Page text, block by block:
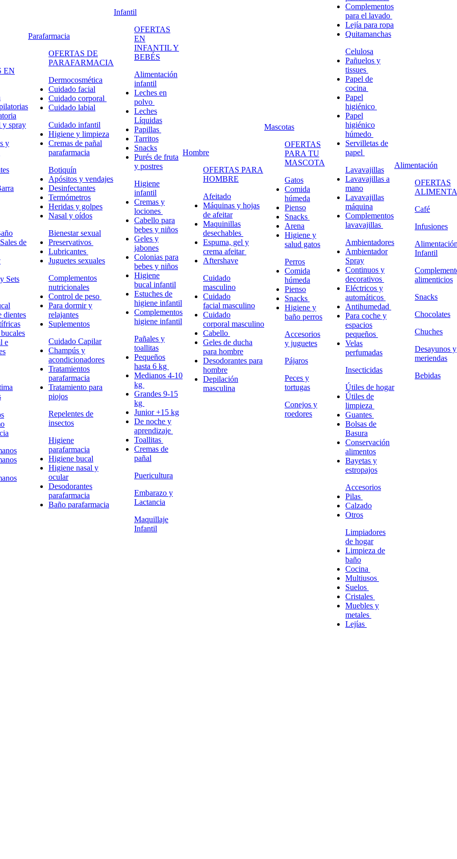
EN
y spray
y
de
Sets
dientes
e
Parafarmacia
OFERTAS DE
PARAFARMACIA
Dermocosmética
Cuidado facial
Cuidado corporal
Cuidado labial
Cuidado infantil
Higiene y limpieza
Cremas de pañal
parafarmacia
Botiquín
Apósitos y vendajes
Desinfectantes
Termómetros
Heridas y golpes
Nasal y oídos
Bienestar sexual
Preservativos
Lubricantes
Juguetes sexuales
Complementos
nutricionales
Control de peso
Para dormir y
relajantes
Suplementos
Cuidado Capilar
Champús y
acondicionadores
Tratamientos
parafarmacia
Tratamiento para
piojos
Repelentes de
insectos
Higiene
parafarmacia
Higiene bucal
Higiene nasal y
ocular
Desodorantes
parafarmacia
Baño parafarmacia
Infantil
OFERTAS
EN
INFANTIL Y
BEBÉS
Alimentación
infantil
Leches en
polvo
Leches
Líquidas
Papillas
Tarritos
Snacks
Purés de fruta
y postres
Higiene
infantil
Cremas y
lociones
Cabello para
bebes y niños
Geles y
jabones
Colonias para
bebes y niños
Higiene
bucal infantil
Estuches de
higiene infantil
Complementos
higiene infantil
Pañales y
toallitas
Pequeños
hasta 6 kg
Medianos 4-10
kg
Grandes 9-15
kg
Junior +15 kg
De noche y
aprendizaje
Toallitas
Cremas de
pañal
Puericultura
Embarazo y
Lactancia
Maquillaje
Infantil
Hombre
OFERTAS PARA
HOMBRE
Afeitado
Máquinas y hojas
de afeitar
Maquinillas
desechables
Espuma, gel y
crema afeitar
Aftershave
Cuidado
masculino
Cuidado
facial masculino
Cuidado
corporal masculino
Cabello
Geles de ducha
para hombre
Desodorantes para
hombre
Depilación
masculina
Mascotas
OFERTAS
PARA TU
MASCOTA
Gatos
Comida
húmeda
Pienso
Snacks
Arena
Higiene y
salud gatos
Perros
Comida
húmeda
Pienso
Snacks
Higiene y
baño perros
Accesorios
y juguetes
Pájaros
Peces y
tortugas
Conejos y
roedores
Complementos
para el lavado
Lejía para ropa
Quitamanchas
Celulosa
Pañuelos y
tissues
Papel de
cocina
Papel
higiénico
Papel
higiénico
húmedo
Servilletas de
papel
Lavavajillas
Lavavajillas a
mano
Lavavajillas
máquina
Complementos
lavavajillas
Ambientadores
Ambientador
Spray
Continuos y
decorativos
Eléctricos y
automáticos
Antihumedad
Para coche y
espacios
pequeños
Velas
perfumadas
Insecticidas
Útiles de hogar
Útiles de
limpieza
Guantes
Bolsas de
Basura
Conservación
alimentos
Bayetas y
estropajos
Accesorios
Pilas
Calzado
Otros
Limpiadores
de hogar
Limpieza de
baño
Cocina
Multiusos
Suelos
Cristales
Muebles y
metales
Lejías
Alimentación
OFERTAS
Café
Infusiones
Infantil
alimenticios
Snacks
Chocolates
Chuches
Desayunos y
meriendas
Bebidas